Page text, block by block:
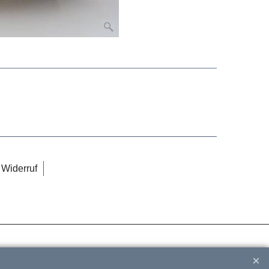
Widerruf